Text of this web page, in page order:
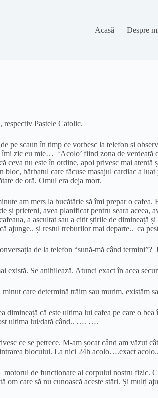
Acasă
Despre
Paștele Catolic.
pe scaun în timp ce vorbesc la telefon și
îmi zic eu mie… ‘Acolo’ fiind zona de
ceva nu este în ordine, apoi privesc mai
bărbatul care făcuse masajul cardiac a
de oră. Omul era deja mort.
am mers la bucătărie să îmi prepar o
și prieteni, avea planificat pentru seara
a ascultat sau a citit știrile de
ajunge.. și restul treburilor mai departe.. ca
de la telefon “sună-mă când termini”?
există. Se anihilează. Atunci exact în acea
care determină trăim sau murim, existăm
dimineață că este ultima lui cafea pe care o
ultima lui/dată când.. …. ….
ce se petrece. M-am șocat când am văzut
blocului. La nici 24h acolo….exact acolo..
de functionare al corpului nostru fizic.
care să nu cunoască aceste stări. Și mulți